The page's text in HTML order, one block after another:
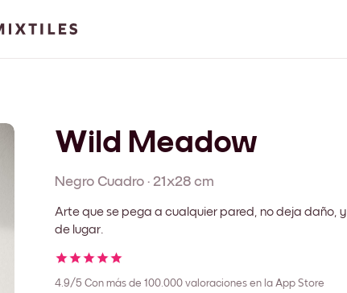
Wild Meadow
Negro Cuadro · 21x28 cm
Arte que se pega a cualquier pared, no deja daño,
de lugar.
4.9/5 Con más de 100.000 valoraciones en la App Store